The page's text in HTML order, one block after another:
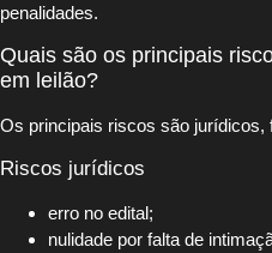
penalidades.
Quais são os principais
em leilão?
Os principais riscos são jurídicos,
Riscos jurídicos
erro no edital;
nulidade por falta de